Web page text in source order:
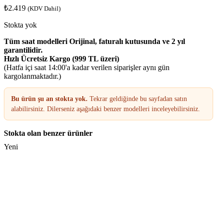
₺2.419 (KDV Dahil)
Stokta yok
Tüm saat modelleri Orijinal, faturalı kutusunda ve 2 yıl
garantilidir.
Hızlı Ücretsiz Kargo (999 TL üzeri)
(Hatfa içi saat 14:00'a kadar verilen siparişler aynı gün
kargolanmaktadır.)
Bu ürün şu an stokta yok. Tekrar geldiğinde bu sayfadan satın
alabilirsiniz. Dilerseniz aşağıdaki benzer modelleri inceleyebilirsiniz.
Stokta olan benzer ürünler
Yeni